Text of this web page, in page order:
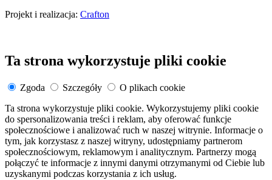
Projekt i realizacja: Crafton
Ta strona wykorzystuje pliki cookie
Zgoda Szczegóły
O plikach cookie
Ta strona wykorzystuje pliki cookie. Wykorzystujemy pliki cookie
do spersonalizowania treści i reklam, aby oferować funkcje
społecznościowe i analizować ruch w naszej witrynie. Informacje o
tym, jak korzystasz z naszej witryny, udostępniamy partnerom
społecznościowym, reklamowym i analitycznym. Partnerzy mogą
połączyć te informacje z innymi danymi otrzymanymi od Ciebie lub
uzyskanymi podczas korzystania z ich usług.